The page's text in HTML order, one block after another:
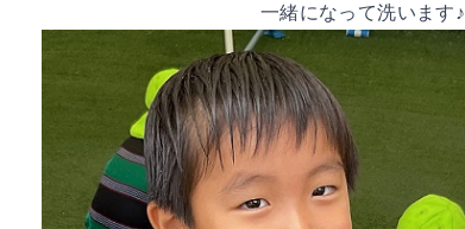
一緒になって洗います♪